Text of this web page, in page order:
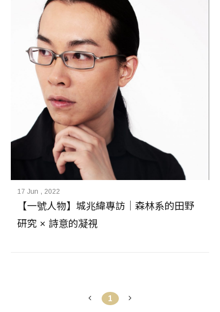
團 Square Rich
們 Contact Us
17 Jun , 2022
【一號人物】城兆緯專訪｜森林系的田野
研究 × 詩意的凝視
1